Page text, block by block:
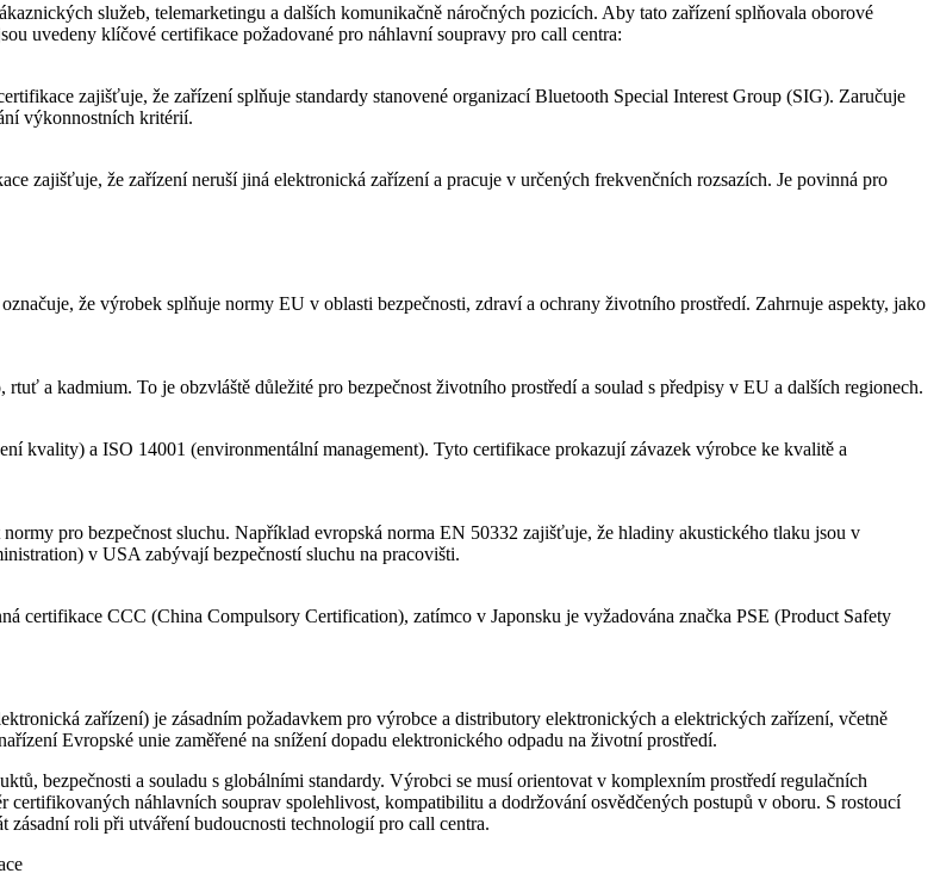
služeb, telemarketingu a dalších komunikačně náročných pozicích. Aby tato zařízení splňovala oborové
uvedeny klíčové certifikace požadované pro náhlavní soupravy pro call centra:
zajišťuje, že zařízení splňuje standardy stanovené organizací Bluetooth Special Interest Group (SIG). Zaručuje
výkonnostních kritérií.
zajišťuje, že zařízení neruší jiná elektronická zařízení a pracuje v určených frekvenčních rozsazích. Je povinná pro
že výrobek splňuje normy EU v oblasti bezpečnosti, zdraví a ochrany životního prostředí. Zahrnuje aspekty, jako
a kadmium. To je obzvláště důležité pro bezpečnost životního prostředí a soulad s předpisy v EU a dalších regionech.
kvality) a ISO 14001 (environmentální management). Tyto certifikace prokazují závazek výrobce ke kvalitě a
pro bezpečnost sluchu. Například evropská norma EN 50332 zajišťuje, že hladiny akustického tlaku jsou v
v USA zabývají bezpečností sluchu na pracovišti.
certifikace CCC (China Compulsory Certification), zatímco v Japonsku je vyžadována značka PSE (Product Safety
zařízení) je zásadním požadavkem pro výrobce a distributory elektronických a elektrických zařízení, včetně
Evropské unie zaměřené na snížení dopadu elektronického odpadu na životní prostředí.
bezpečnosti a souladu s globálními standardy. Výrobci se musí orientovat v komplexním prostředí regulačních
náhlavních souprav spolehlivost, kompatibilitu a dodržování osvědčených postupů v oboru. S rostoucí
roli při utváření budoucnosti technologií pro call centra.